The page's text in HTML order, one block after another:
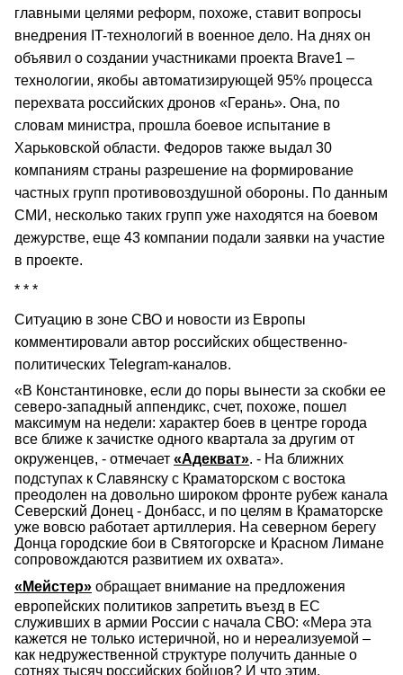
главными целями реформ, похоже, ставит вопросы
внедрения IT-технологий в военное дело. На днях он
объявил о создании участниками проекта Brave1 –
технологии, якобы автоматизирующей 95% процесса
перехвата российских дронов «Герань». Она, по
словам министра, прошла боевое испытание в
Харьковской области. Федоров также выдал 30
компаниям страны разрешение на формирование
частных групп противовоздушной обороны. По данным
СМИ, несколько таких групп уже находятся на боевом
дежурстве, еще 43 компании подали заявки на участие
в проекте.
* * *
Ситуацию в зоне СВО и новости из Европы
комментировали автор российских общественно-
политических Telegram-каналов.
«В Константиновке, если до поры вынести за скобки ее
северо-западный аппендикс, счет, похоже, пошел
максимум на недели: характер боев в центре города
все ближе к зачистке одного квартала за другим от
окруженцев, - отмечает «Адекват». - На ближних
подступах к Славянску с Краматорском с востока
преодолен на довольно широком фронте рубеж канала
Северский Донец - Донбасс, и по целям в Краматорске
уже вовсю работает артиллерия. На северном берегу
Донца городские бои в Святогорске и Красном Лимане
сопровождаются развитием их охвата».
«Мейстер» обращает внимание на предложения
европейских политиков запретить въезд в ЕС
служивших в армии России с начала СВО: «Мера эта
кажется не только истеричной, но и нереализуемой –
как недружественной структуре получить данные о
сотнях тысяч российских бойцов? И что этим,